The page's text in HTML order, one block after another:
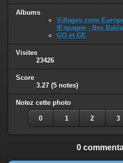
Albums
Villages zone
(Espagne - Iles
GO et GE
Visites
23426
Score
3.27 (5 notes)
Notez cette photo
0 1 2 3
0